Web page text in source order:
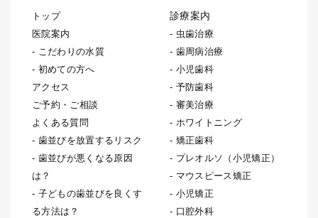
トップ
医院案内
こだわりの水質
初めての方へ
アクセス
ご予約・ご相談
よくある質問
歯並びを放置するリスク
歯並びが悪くなる原因
は？
子どもの歯並びを良くす
る方法は？
診療案内
虫歯治療
歯周病治療
小児歯科
予防歯科
審美治療
ホワイトニング
矯正歯科
プレオルソ（小児矯正）
マウスピース矯正
小児矯正
口腔外科